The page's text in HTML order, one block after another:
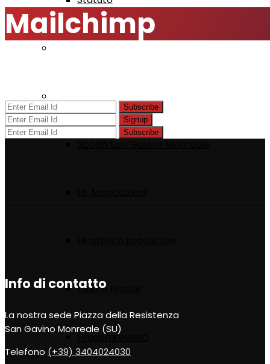
Ultime Notizie
Prossimi eventi
Mailchimp
Subscribe
Signup
Subscribe
Info di contatto
La nostra sede Piazza della Resistenza
San Gavino Monreale (SU)
Telefono (+39) 3404024030